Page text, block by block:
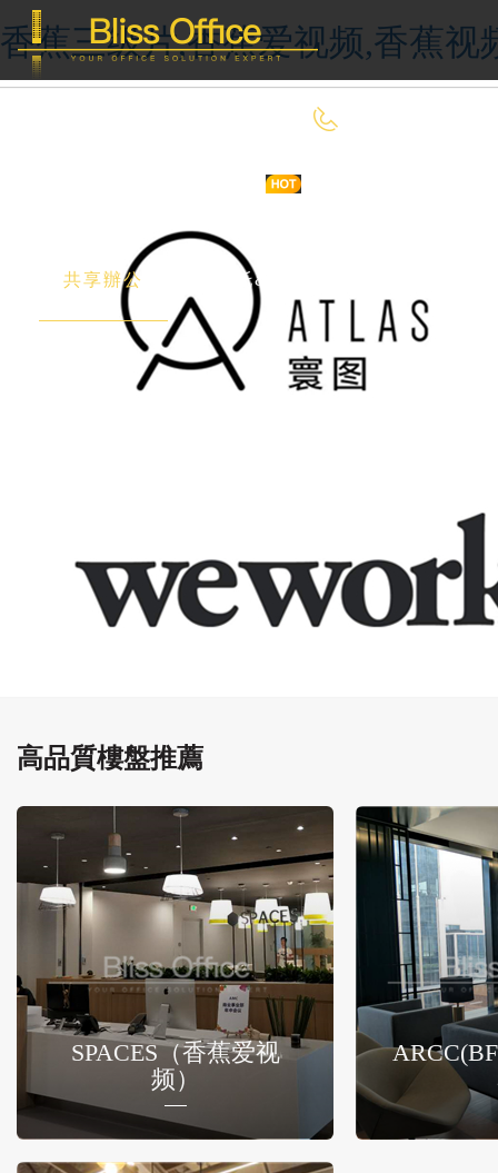
香蕉三级片,香蕉爱视频,香蕉视
共享辦公 委托&投放
高品質樓盤推薦
SPACES（香蕉爱视
频）